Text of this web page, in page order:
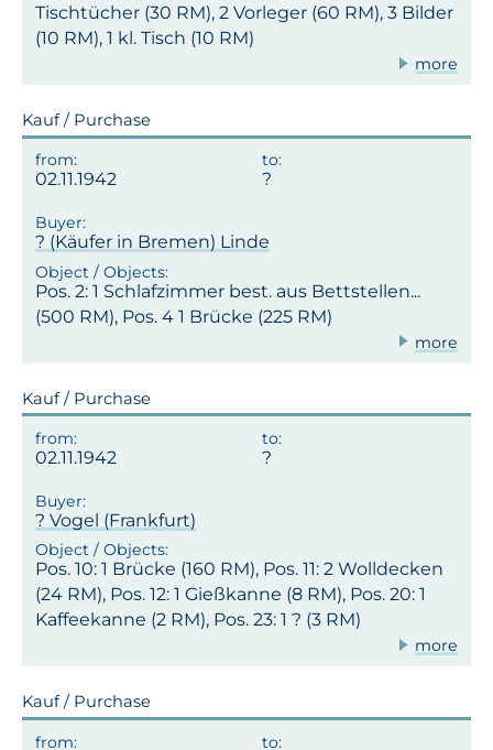
Tischtücher (30 RM), 2 Vorleger (60 RM), 3 Bilder
(10 RM), 1 kl. Tisch (10 RM)
more
Kauf / Purchase
02.11.1942
? (Käufer in Bremen) Linde
Pos. 2: 1 Schlafzimmer best. aus Bettstellen...
(500 RM), Pos. 4 1 Brücke (225 RM)
more
Kauf / Purchase
02.11.1942
? Vogel (Frankfurt)
Pos. 10: 1 Brücke (160 RM), Pos. 11: 2 Wolldecken
(24 RM), Pos. 12: 1 Gießkanne (8 RM), Pos. 20: 1
Kaffeekanne (2 RM), Pos. 23: 1 ? (3 RM)
more
Kauf / Purchase